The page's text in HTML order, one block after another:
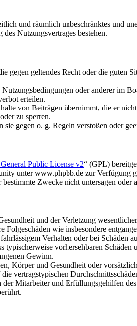
und räumlich unbeschränktes und
Nutzungsvertrages bestehen.
gegen geltendes Recht oder die guten
oder anderer im
erteilen.
von Beiträgen übernimmt, die er
zu sperren.
gegen o. g. Regeln verstoßen oder
Public License v2“ (GPL)
unter www.phpbb.de zur
Zwecke nicht untersagen oder
und der Verletzung
wie insbesondere
Verhalten oder bei Schäden
vorhersehbaren
Gewinn.
Körper und Gesundheit oder
vertragstypischen
Mitarbeiter und Erfüllungsgehilfen